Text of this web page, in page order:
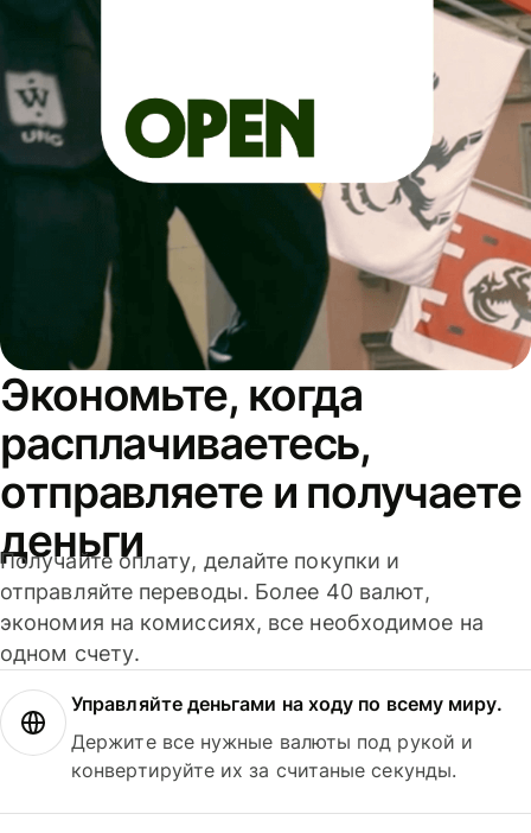
Экономьте, когда
расплачиваетесь,
отправляете и получаете
деньги
Получайте оплату, делайте покупки и
отправляйте переводы. Более 40 валют,
экономия на комиссиях, все необходимое на
одном счету.
Управляйте деньгами на ходу по всему миру.
Держите все нужные валюты под рукой и
конвертируйте их за считаные секунды.